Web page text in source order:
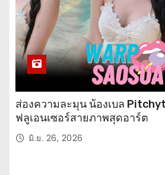
ส่องความละมุน น้องเบล
ฟลูเอนเซอร์สายภาพสุดอาร์ต
มิ.ย. 26, 2026